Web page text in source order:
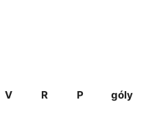
V R P góly